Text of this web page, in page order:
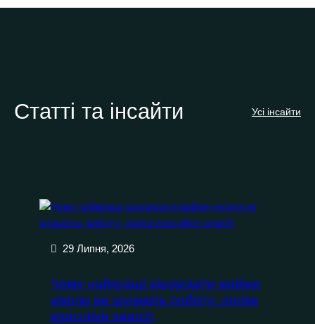
Статті та інсайти Усі інсайти
29 Липня, 2026
Чому найкращі кандидати майже
ніколи не шукають роботу: логіка
executive search